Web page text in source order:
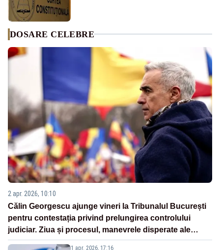
DOSARE CELEBRE
2 apr. 2026, 10:10
Călin Georgescu ajunge vineri la Tribunalul București
pentru contestația privind prelungirea controlului
judiciar. Ziua și procesul, manevrele disperate ale
Sistemului
1 apr. 2026, 17:16